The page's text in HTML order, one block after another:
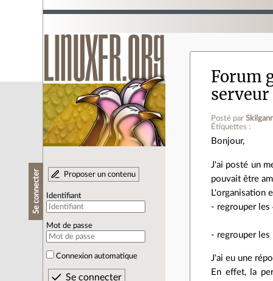
Se connecter Proposer un contenu
Identifiant
Mot de passe
Connexion automatique
Forum
serveur
Posté par
Étiquettes :
Bonjour,
J'ai posté un
pouvait être
L'organisation
- regrouper les
- regrouper
J'ai eu une
En effet, la